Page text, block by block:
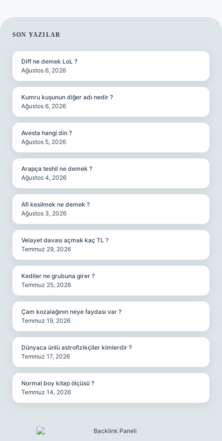
SIDEBAR
SON YAZILAR
Diff ne demek LoL ?
Ağustos 6, 2026
Kumru kuşunun diğer adı nedir ?
Ağustos 6, 2026
Avesta hangi din ?
Ağustos 5, 2026
Arapça teshil ne demek ?
Ağustos 4, 2026
Afi kesilmek ne demek ?
Ağustos 3, 2026
Velayet davası açmak kaç TL ?
Temmuz 29, 2026
Kediler ne grubuna girer ?
Temmuz 25, 2026
Çam kozalağının neye faydası var ?
Temmuz 19, 2026
Dünyaca ünlü astrofizikçiler kimlerdir ?
Temmuz 17, 2026
Normal boy kitap ölçüsü ?
Temmuz 14, 2026